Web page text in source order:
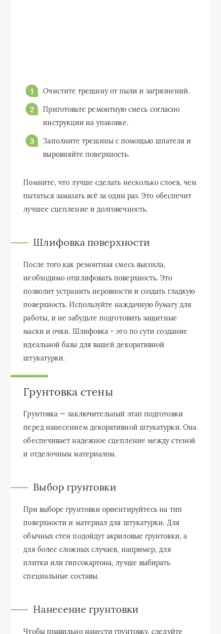
Очистите трещину от пыли и загрязнений.
Приготовьте ремонтную смесь согласно
инструкции на упаковке.
Заполните трещины с помощью шпателя и
выровняйте поверхность.
Помните, что лучше сделать несколько слоев, чем
пытаться замазать всё за один раз. Это обеспечит
лучшее сцепление и долговечность.
Шлифовка поверхности
После того как ремонтная смесь высохла,
необходимо отшлифовать поверхность. Это
позволит устранить неровности и создать гладкую
поверхность. Используйте наждачную бумагу для
работы, и не забудьте подготовить защитные
маски и очки. Шлифовка – это по сути создание
идеальной базы для вашей декоративной
штукатурки.
Грунтовка стены
Грунтовка — заключительный этап подготовки
перед нанесением декоративной штукатурки. Она
обеспечивает надежное сцепление между стеной
и отделочным материалом.
Выбор грунтовки
При выборе грунтовки ориентируйтесь на тип
поверхности и материал для штукатурки. Для
обычных стен подойдут акриловые грунтовки, а
для более сложных случаев, например, для
плитки или гипсокартона, лучше выбирать
специальные составы.
Нанесение грунтовки
Чтобы правильно нанести грунтовку, следуйте